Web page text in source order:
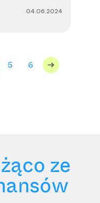
04.06.2024
5 6 ->
ze